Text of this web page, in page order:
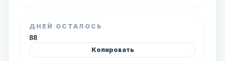
ДНЕЙ ОСТАЛОСЬ
88
Копировать